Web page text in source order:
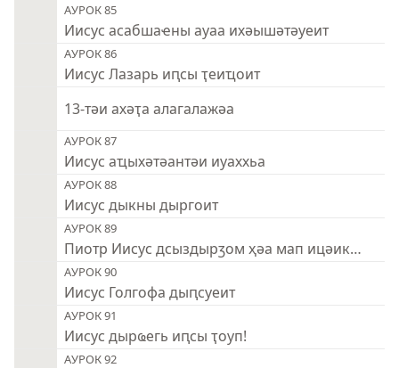
АУРОК 85
Иисус асабшаҽны ауаа ихәышәтәуеит
АУРОК 86
Иисус Лазарь иԥсы ҭеиҵоит
13-тәи ахәҭа алагалажәа
АУРОК 87
Иисус аҵыхәтәантәи иуаххьа
АУРОК 88
Иисус дыкны дыргоит
АУРОК 89
Пиотр Иисус дсыздырӡом ҳәа мап ицәикуеит
АУРОК 90
Иисус Голгофа дыԥсуеит
АУРОК 91
Иисус дырҩегь иԥсы ҭоуп!
АУРОК 92